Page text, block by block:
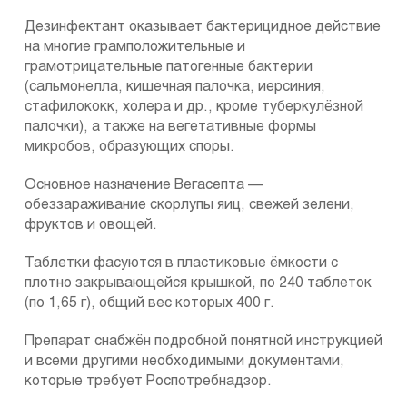
Дезинфектант оказывает бактерицидное действие
на многие грамположительные и
грамотрицательные патогенные бактерии
(сальмонелла, кишечная палочка, иерсиния,
стафилококк, холера и др., кроме туберкулёзной
палочки), а также на вегетативные формы
микробов, образующих споры.
Основное назначение Вегасепта —
обеззараживание скорлупы яиц, свежей зелени,
фруктов и овощей.
Таблетки фасуются в пластиковые ёмкости с
плотно закрывающейся крышкой, по 240 таблеток
(по 1,65 г), общий вес которых 400 г.
Препарат снабжён подробной понятной инструкцией
и всеми другими необходимыми документами,
которые требует Роспотребнадзор.